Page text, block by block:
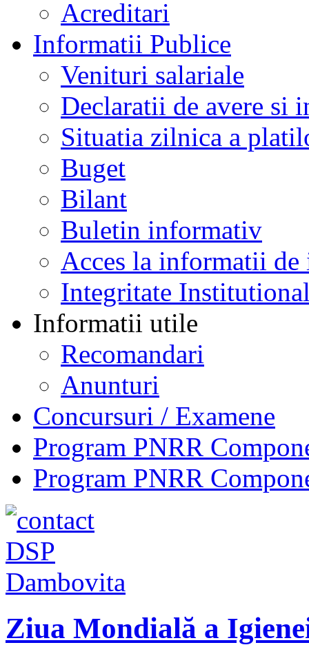
Acreditari
Informatii Publice
Venituri salariale
Declaratii de avere si
Situatia zilnica a
Buget
Bilant
Buletin informativ
Acces la informatii de
Integritate
Informatii utile
Recomandari
Anunturi
Concursuri / Examene
Program PNRR
Program PNRR
Ziua Mondială a